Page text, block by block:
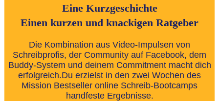
Eine Kurzgeschichte
Einen kurzen und knackigen Ratgeber
Die Kombination aus Video-Impulsen von
Schreibprofis, der Community auf Facebook, dem
Buddy-System und deinem Commitment macht dich
erfolgreich.Du erzielst in den zwei Wochen des
Mission Bestseller online Schreib-Bootcamps
handfeste Ergebnisse.